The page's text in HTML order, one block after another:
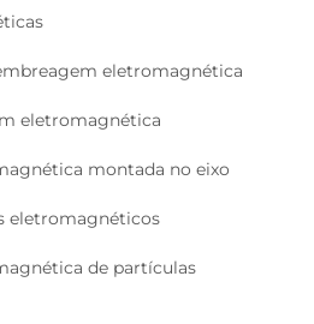
eletromagnética
eletromagnética
montada no eixo
eletromagnéticos
de partículas